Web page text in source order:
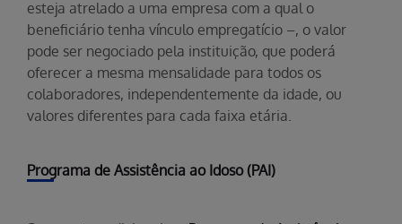
esteja atrelado a uma empresa com a qual o
beneficiário tenha vínculo empregatício –, o valor
pode ser negociado pela instituição, que poderá
oferecer a mesma mensalidade para todos os
colaboradores, independentemente da idade, ou
valores diferentes para cada faixa etária.
Programa de Assistência ao Idoso (PAI)